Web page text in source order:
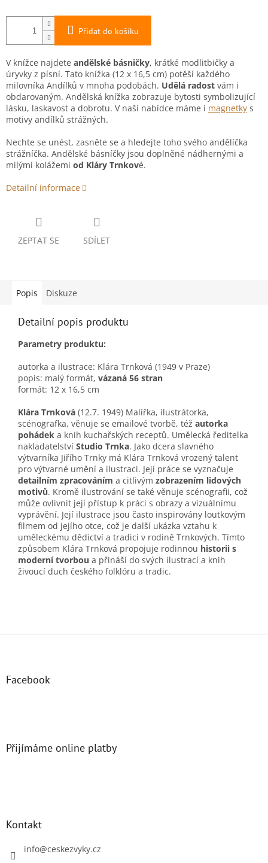
Přidat do košíku
V knížce najdete andělské básničky, krátké modlitbičky a
úryvky z písní. Tato knížka (12 x 16,5 cm) potěší každého
milovníka Andílků v mnoha podobách. Udělá radost vám i
obdarovaným. Andělská knížka zobrazuje bytosti symbolizující
lásku, laskavost a dobrotu. V naší nabídce máme i magnetky s
motivy andílků strážných.
Nechte se unést, zasněte se a hledejte toho svého andělíčka
strážníčka. Andělské básníčky jsou doplněné nádhernými a
milými kolážemi od Kláry Trnkové.
Detailní informace
ZEPTAT SE SDÍLET
Popis Diskuze
Detailní popis produktu
Parametry produktu:
autorka a ilustrace: Klára Trnková (1949 v Praze)
popis: malý formát, vázaná 56 stran
formát: 12 x 16,5 cm
Klára Trnková (12.7. 1949) Malířka, ilustrátorka,
scénografka, věnuje se emailové tvorbě, též autorka
pohádek a knih kuchařských receptů. Umělecká ředitelka
nakladatelství Studio Trnka. Jako dcera slavného
výtvarníka Jiřího Trnky má Klára Trnková vrozený talent
pro výtvarné umění a ilustraci. Její práce se vyznačuje
detailním zpracováním a citlivým zobrazením lidových
motivů. Kromě ilustrování se také věnuje scénografii, což
může ovlivnit její přístup k práci s obrazy a vizuálnímu
vyprávění. Její ilustrace jsou často inspirovány loutkovým
filmem od jejího otce, což je další ukázka vztahu k
uměleckému dědictví a tradici v rodině Trnkových. Tímto
způsobem Klára Trnková propojuje rodinnou historii s
moderní tvorbou a přináší do svých ilustrací a knih
živoucí duch českého folklóru a tradic.
Facebook
Přijímáme online platby
Kontakt
info@ceskezvyky.cz